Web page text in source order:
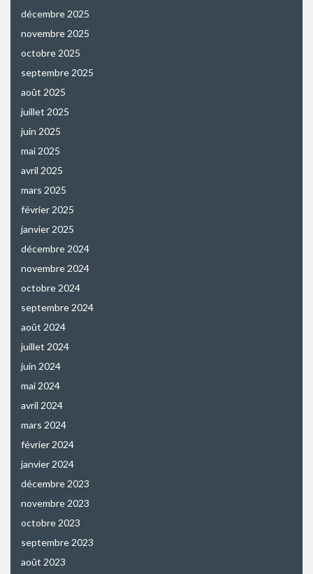
décembre 2025
novembre 2025
octobre 2025
septembre 2025
août 2025
juillet 2025
juin 2025
mai 2025
avril 2025
mars 2025
février 2025
janvier 2025
décembre 2024
novembre 2024
octobre 2024
septembre 2024
août 2024
juillet 2024
juin 2024
mai 2024
avril 2024
mars 2024
février 2024
janvier 2024
décembre 2023
novembre 2023
octobre 2023
septembre 2023
août 2023